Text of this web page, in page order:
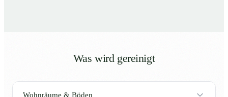
Was wird gereinigt
Wohnräume & Böden